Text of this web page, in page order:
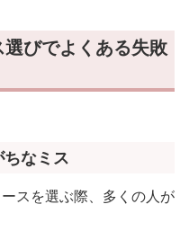
びでよくある失敗
なミス
スを選ぶ際、多くの人が